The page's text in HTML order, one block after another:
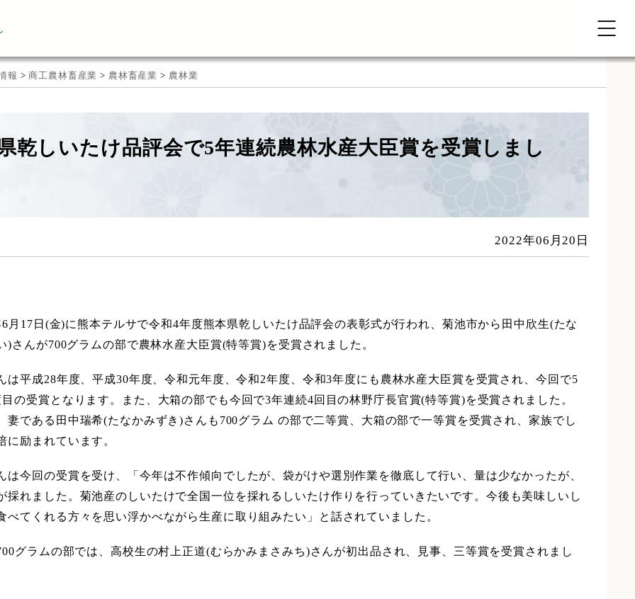
報 >商工農林畜産業 > 農林畜産業 > 農林業
乾しいたけ品評会で5年連続農林水産大臣賞を受賞しまし
2022年06月20日
17日(金)に熊本テルサで令和4年度熊本県乾しいたけ品評会の表彰式が行われ、菊池市から田中欣生(たな
)さんが700グラムの部で農林水産大臣賞(特等賞)を受賞されました。
平成28年度、平成30年度、令和元年度、令和2年度、令和3年度にも農林水産大臣賞を受賞され、今回で5
の受賞となります。また、大箱の部でも今回で3年連続4回目の林野庁長官賞(特等賞)を受賞されました。
妻である田中瑞希(たなかみずき)さんも700グラム の部で二等賞、大箱の部で一等賞を受賞され、家族でし
に励まれています。
今回の受賞を受け、「今年は不作傾向でしたが、袋がけや選別作業を徹底して行い、量は少なかったが、
採れました。菊池産のしいたけで全国一位を採れるしいたけ作りを行っていきたいです。今後も美味しいし
べてくれる方々を思い浮かべながら生産に取り組みたい」と話されていました。
グラムの部では、高校生の村上正道(むらかみまさみち)さんが初出品され、見事、三等賞を受賞されまし